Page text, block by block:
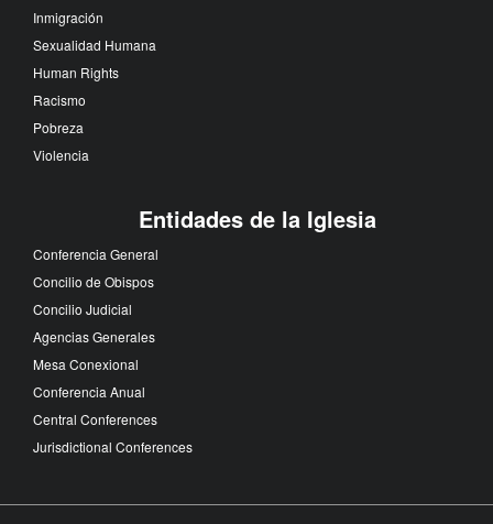
Inmigración
Sexualidad Humana
Human Rights
Racismo
Pobreza
Violencia
Entidades de la Iglesia
Conferencia General
Concilio de Obispos
Concilio Judicial
Agencias Generales
Mesa Conexional
Conferencia Anual
Central Conferences
Jurisdictional Conferences